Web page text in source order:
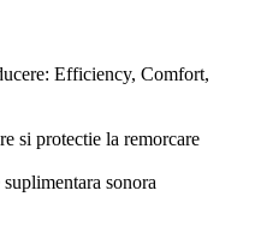
Efficiency, Comfort,
si protectie la remorcare
sonora